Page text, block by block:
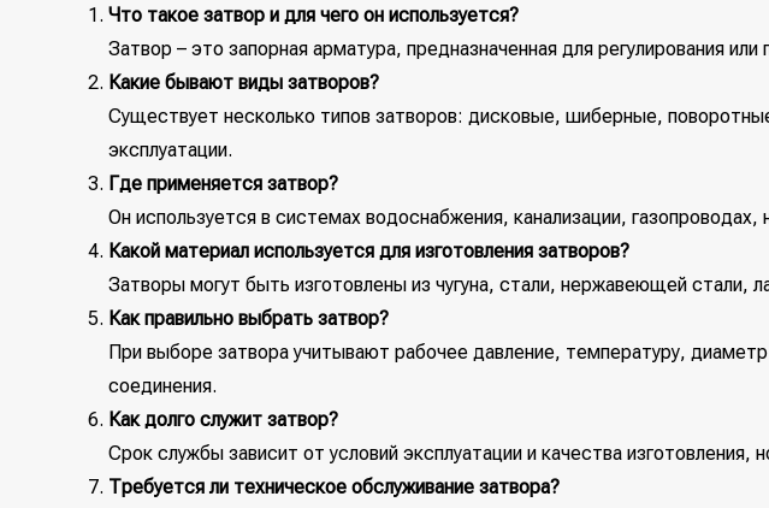
Что такое затвор и для чего он используется?
Затвор – это запорная арматура, предназначенная для регулирования
Какие бывают виды затворов?
Существует несколько типов затворов: дисковые, шиберные,
эксплуатации.
Где применяется затвор?
Он используется в системах водоснабжения, канализации,
Какой материал используется для изготовления затворов?
Затворы могут быть изготовлены из чугуна, стали, нержавеющей стали,
Как правильно выбрать затвор?
При выборе затвора учитывают рабочее давление, температуру,
соединения.
Как долго служит затвор?
Срок службы зависит от условий эксплуатации и качества
Требуется ли техническое обслуживание затвора?